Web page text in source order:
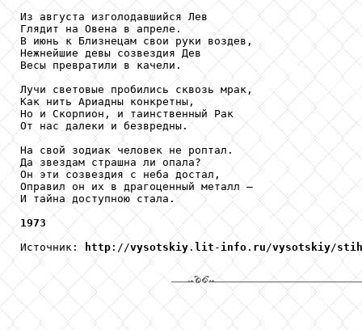
Из августа изголодавшийся Лев
Глядит на Овена в апреле.
В июнь к Близнецам свои руки воздев,
Нежнейшие девы созвездия Дев
Весы превратили в качели.
Лучи световые пробились сквозь мрак,
Как нить Ариадны конкретны,
Но и Скорпион, и таинственный Рак
От нас далеки и безвредны.
На свой зодиак человек не роптал.
Да звездам страшна ли опала?
Он эти созвездия с неба достал,
Оправил он их в драгоценный металл —
И тайна доступною стала.
1973
Источник: http ://vysotskiy . lit -info . ru/vysotskiy/